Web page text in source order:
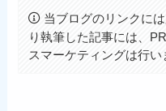
当ブログのリンクに
り執筆した記事には、
スマーケティングは行い